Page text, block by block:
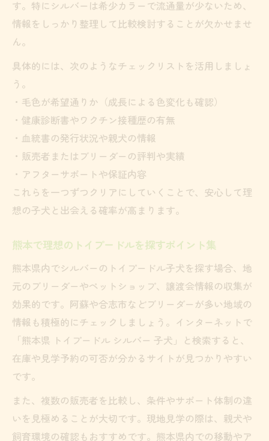
す。特にシルバーは希少カラーで流通量が少ないため、
情報をしっかり整理して比較検討することが欠かせませ
ん。
具体的には、次のようなチェックリストを活用しましょ
う。
・毛色が希望通りか（成長による色変化も確認）
・健康診断書やワクチン接種歴の有無
・血統書の発行状況や親犬の情報
・販売者またはブリーダーの評判や実績
・アフターサポートや保証内容
これらを一つずつクリアにしていくことで、安心して理
想の子犬と出会える確率が高まります。
熊本で理想のトイプードルを探すポイント集
熊本県内でシルバーのトイプードル子犬を探す場合、地
元のブリーダーやペットショップ、譲渡会情報の収集が
効果的です。阿蘇や合志市などブリーダーが多い地域の
情報も積極的にチェックしましょう。インターネットで
「熊本県 トイプードル シルバー 子犬」と検索すると、
在庫や見学予約の可否が分かるサイトが見つかりやすい
です。
また、複数の販売者を比較し、条件やサポート体制の違
いを見極めることが大切です。現地見学の際は、親犬や
飼育環境の確認もおすすめです。熊本県内での移動やア